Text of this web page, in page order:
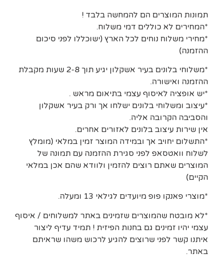
תמונות המוצרים הם להמחשה בלבד !
*המחירים לא כוללים דמי משלוח.
*מחירי משלוח נוחים לכל הארץ (ישוכללו לפני סיכום
ההזמנה)
*משלוחי בלונים בעיר אשקלון יגיע תוך 2-8 שעות מקבלת
ההזמנה ואישורה.
*יש אופציה לאיסוף עצמי בתיאום מראש .
*עיצוב ומשלוחי בלונים ישלחו אך ורק בעיר אשקלון
והסביבה הקרובה אליה.
אין שירות עיצוב בלונים לאזורים אחרים.
*התשלום יחויב אך ובמידה המוצר זמין במלאי (מומלץ
לשלוח וואטסאפ לפני סגירת ההזמנה עם תמונה של
המוצרים שאתם רוצים להזמין ולוודא שהם אכן במלאי
הקיים)
*מוצרי פאנקו פופ מיועדים לגילאי 13 ומעלה.
*לא מובטח שהמוצרים שזמינים באתר למשלוחים / איסוף
עצמי יהיו זמינים גם בחנות הפיזית ! תמיד עדיף ליצור
איתנו קשר לפני שרוצים להגיע לרכוש משהו שראיתם
באתר.